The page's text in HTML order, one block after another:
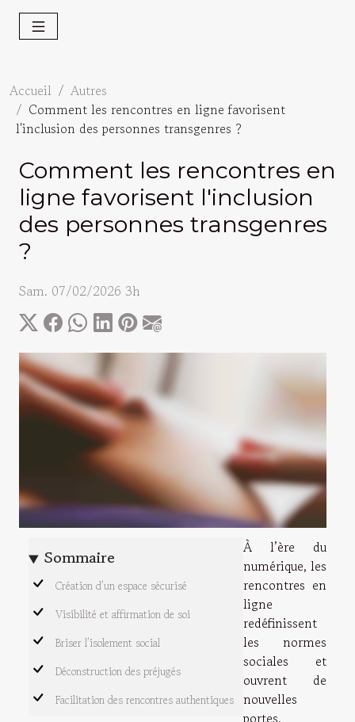
Accueil
Autres
Comment les rencontres en ligne favorisent
l'inclusion des personnes transgenres ?
Comment les rencontres en
ligne favorisent l'inclusion
des personnes transgenres
?
Sam. 07/02/2026 3h
Sommaire
Création d’un espace sécurisé
Visibilité et affirmation de soi
Briser l’isolement social
Déconstruction des préjugés
Facilitation des rencontres authentiques
À l’ère du
numérique, les
rencontres en
ligne
redéfinissent
les normes
sociales et
ouvrent de
nouvelles